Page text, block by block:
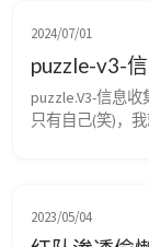
2024/07/01
puzzle-v3-
puzzle.V3-信息
只有自己(笑)，
会出现线程结束
最...
2023/05/04